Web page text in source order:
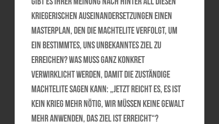
kriegerischen Auseinandersetzungen einen
Masterplan, den die Machtelite verfolgt, um
ein bestimmtes, uns unbekanntes Ziel zu
erreichen? Was muss ganz konkret
verwirklicht werden, damit die zuständige
Machtelite sagen kann: „Jetzt reicht es, es ist
kein Krieg mehr nötig, wir müssen keine Gewalt
mehr anwenden, das Ziel ist erreicht“?